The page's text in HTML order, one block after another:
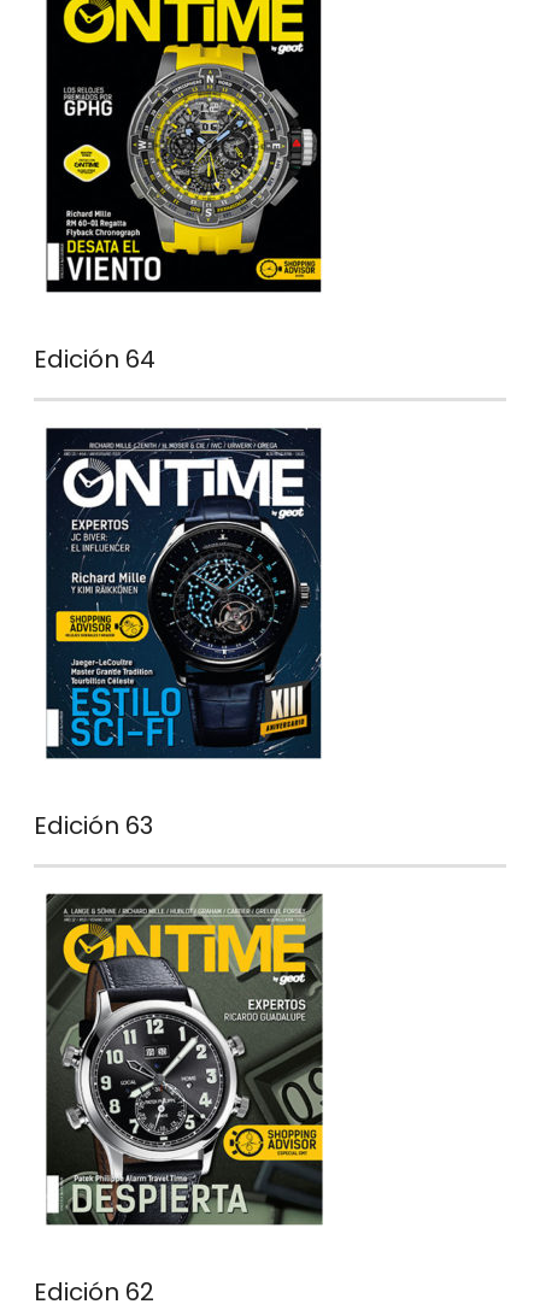
Edición 64
Edición 63
Edición 62